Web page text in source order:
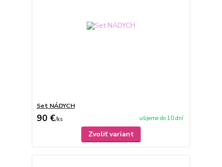
Set NÁDYCH
90 €/ks ušijeme do 10 dní
Zvoliť variant